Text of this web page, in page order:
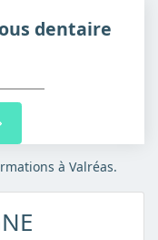
dentaire
à Valréas.